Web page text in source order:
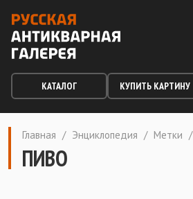
КАТАЛОГ КУПИТЬ КАРТИНУ
Главная / Энциклопедия / Метки /
ПИВО